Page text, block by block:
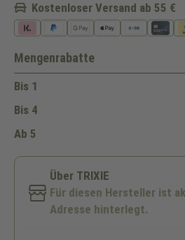
Kostenloser Versand ab 55 €
Mengenrabatte
Bis 1
Bis 4
Ab 5
Über TRIXIE
Für diesen Hersteller ist
Adresse hinterlegt.